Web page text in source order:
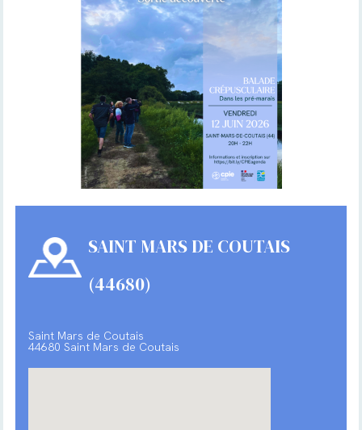
SAINT MARS DE COUTAIS
(44680)
Saint Mars de Coutais
44680 Saint Mars de Coutais